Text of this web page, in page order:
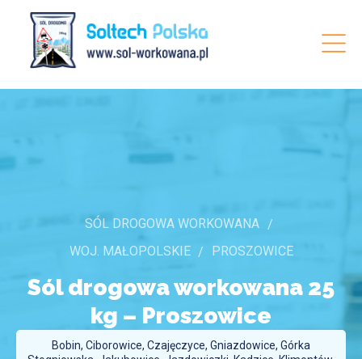
SÓL DROGOWA WORKOWANA
WOJ. MAŁOPOLSKIE
PROSZOWICE
Sól drogowa workowana 25
kg – Proszowice
Bobin, Ciborowice, Czajęczyce, Gniazdowice, Górka